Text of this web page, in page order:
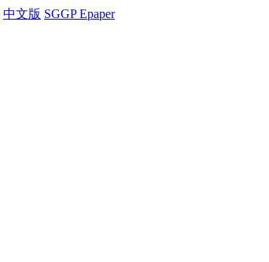
中文版 SGGP Epaper